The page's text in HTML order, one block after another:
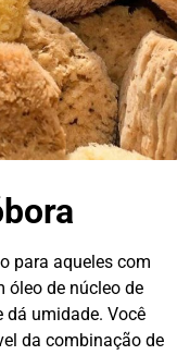
para aqueles com
óleo de núcleo de
dá umidade. Você
da combinação de